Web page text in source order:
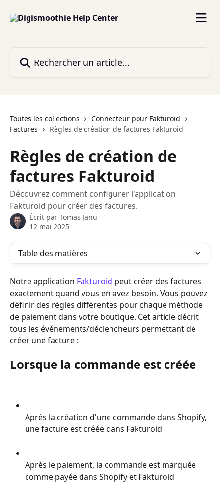
Toutes les collections
Connecteur pour Fakturoid
Factures
Règles de création de factures Fakturoid
Règles de création de
factures Fakturoid
Découvrez comment configurer l'application
Fakturoid pour créer des factures.
Écrit par Tomas Janu
12 mai 2025
Table des matières
Notre application Fakturoid peut créer des factures
exactement quand vous en avez besoin. Vous pouvez
définir des règles différentes pour chaque méthode
de paiement dans votre boutique. Cet article décrit
tous les événements/déclencheurs permettant de
créer une facture :
Lorsque la commande est créée
Après la création d'une commande dans Shopify,
une facture est créée dans Fakturoid
Après le paiement, la commande est marquée
comme payée dans Shopify et Fakturoid